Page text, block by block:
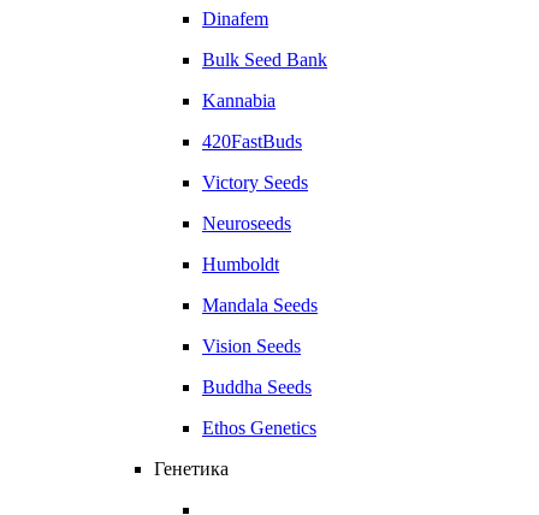
Dinafem
Bulk Seed Bank
Kannabia
420FastBuds
Victory Seeds
Neuroseeds
Humboldt
Mandala Seeds
Vision Seeds
Buddha Seeds
Ethos Genetics
Генетика